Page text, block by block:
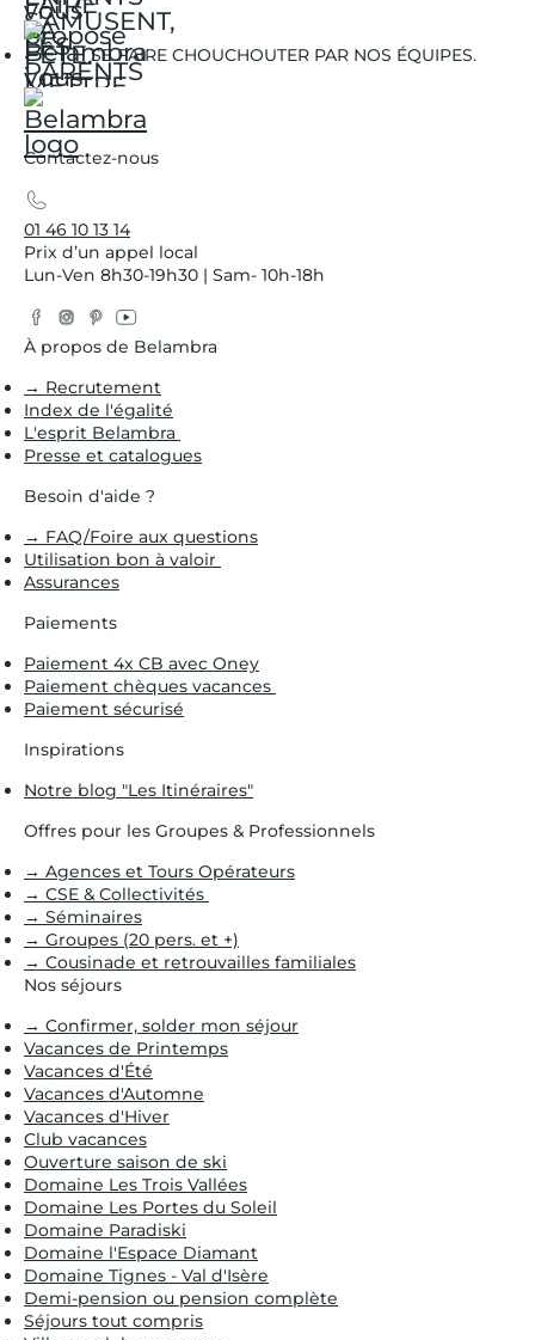
SE FAIRE CHOUCHOUTER PAR NOS ÉQUIPES.
Contactez-nous
01 46 10 13 14
Prix d’un appel local
Lun-Ven 8h30-19h30 | Sam- 10h-18h
Facebook
Instagram
Pinterest
YouTube
À propos de Belambra
→ Recrutement
Index de l'égalité
L'esprit Belambra
Presse et catalogues
Besoin d'aide ?
→ FAQ/Foire aux questions
Utilisation bon à valoir
Assurances
Paiements
Paiement 4x CB avec Oney
Paiement chèques vacances
Paiement sécurisé
Inspirations
Notre blog "Les Itinéraires"
Offres pour les Groupes & Professionnels
→ Agences et Tours Opérateurs
→ CSE & Collectivités
→ Séminaires
→ Groupes (20 pers. et +)
→ Cousinade et retrouvailles familiales
Nos séjours
→ Confirmer, solder mon séjour
Vacances de Printemps
Vacances d'Été
Vacances d'Automne
Vacances d'Hiver
Club vacances
Ouverture saison de ski
Domaine Les Trois Vallées
Domaine Les Portes du Soleil
Domaine Paradiski
Domaine l'Espace Diamant
Domaine Tignes - Val d'Isère
Demi-pension ou pension complète
Séjours tout compris